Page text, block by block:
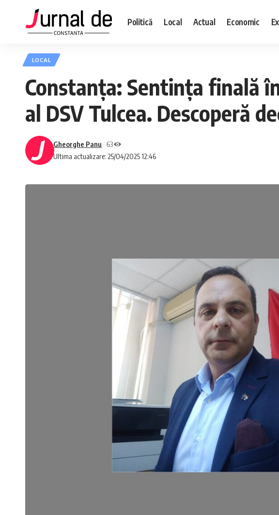
Politică Local Actual Economic
LOCAL
Constanța: Sentința finală
al DSV Tulcea. Descoperă
Ultima actualizare: 25/04/2025 12:46
Gheorghe Panu 63